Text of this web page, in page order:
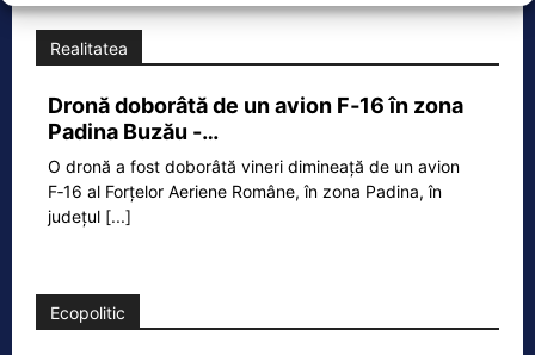
Realitatea
Dronă doborâtă de un avion F‑16 în zona
Padina Buzău -…
O dronă a fost doborâtă vineri dimineață de un avion
F‑16 al Forțelor Aeriene Române, în zona Padina, în
județul [...]
Ecopolitic